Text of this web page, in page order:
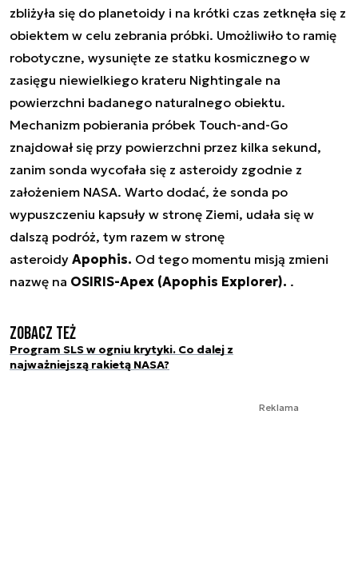
zbliżyła się do planetoidy i na krótki czas zetknęła się z
obiektem w celu zebrania próbki. Umożliwiło to ramię
robotyczne, wysunięte ze statku kosmicznego w
zasięgu niewielkiego krateru Nightingale na
powierzchni badanego naturalnego obiektu.
Mechanizm pobierania próbek Touch-and-Go
znajdował się przy powierzchni przez kilka sekund,
zanim sonda wycofała się z asteroidy zgodnie z
założeniem NASA. Warto dodać, że sonda po
wypuszczeniu kapsuły w stronę Ziemi, udała się w
dalszą podróż, tym razem w stronę
asteroidy Apophis. Od tego momentu misją zmieni
nazwę na OSIRIS-Apex (Apophis Explorer). .
Zobacz też
Program SLS w ogniu krytyki. Co dalej z
najważniejszą rakietą NASA?
Reklama